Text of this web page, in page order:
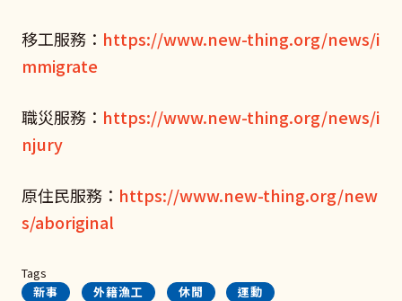
移工服務： https://www.new-thing.org/news/i
mmigrate
職災服務： https://www.new-thing.org/news/i
njury
原住民服務： https://www.new-thing.org/new
s/aboriginal
Tags
新事
外籍漁工 休閒
運動